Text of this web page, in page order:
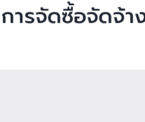
ารจัดซื้อจัดจ้า